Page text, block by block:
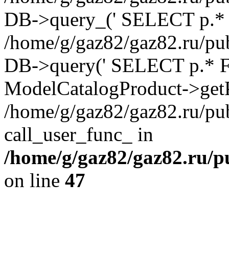
DB->query_(' SELECT
/home/g/gaz82/gaz82.ru/
DB->query(' SELECT p.*
ModelCatalogProduct-
/home/g/gaz82/gaz82.ru/
call_user_func_ in
/home/g/gaz82/
on line 47